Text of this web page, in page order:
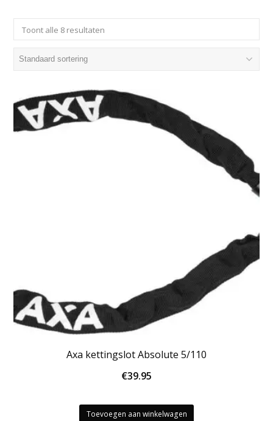
Toont alle 8 resultaten
Axa kettingslot Absolute 5/110
€39.95
Toevoegen aan winkelwagen